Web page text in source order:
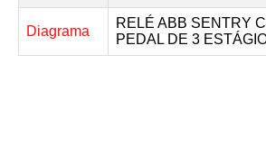
Diagrama
RELÉ ABB SENTRY
PEDAL DE 3